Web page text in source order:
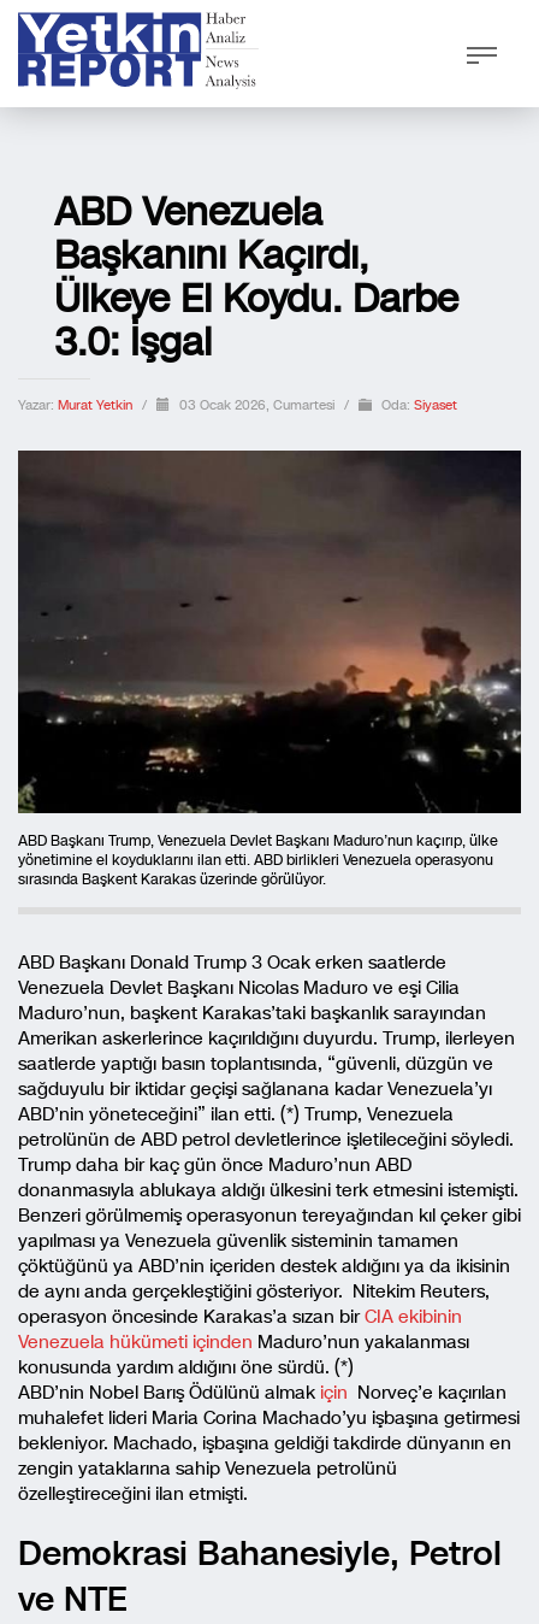
ABD Venezuela
Başkanını Kaçırdı,
Ülkeye El Koydu. Darbe
3.0: İşgal
Yazar: Murat Yetkin / 03 Ocak 2026, Cumartesi / Oda: Siyaset
ABD Başkanı Trump, Venezuela Devlet Başkanı Maduro’nun kaçırıp, ülke
yönetimine el koyduklarını ilan etti. ABD birlikleri Venezuela operasyonu
sırasında Başkent Karakas üzerinde görülüyor.
ABD Başkanı Donald Trump 3 Ocak erken saatlerde
Venezuela Devlet Başkanı Nicolas Maduro ve eşi Cilia
Maduro’nun, başkent Karakas’taki başkanlık sarayından
Amerikan askerlerince kaçırıldığını duyurdu. Trump, ilerleyen
saatlerde yaptığı basın toplantısında, “güvenli, düzgün ve
sağduyulu bir iktidar geçişi sağlanana kadar Venezuela’yı
ABD’nin yöneteceğini” ilan etti. (*) Trump, Venezuela
petrolünün de ABD petrol devletlerince işletileceğini söyledi.
Trump daha bir kaç gün önce Maduro’nun ABD
donanmasıyla ablukaya aldığı ülkesini terk etmesini istemişti.
Benzeri görülmemiş operasyonun tereyağından kıl çeker gibi
yapılması ya Venezuela güvenlik sisteminin tamamen
çöktüğünü ya ABD’nin içeriden destek aldığını ya da ikisinin
de aynı anda gerçekleştiğini gösteriyor. Nitekim Reuters,
operasyon öncesinde Karakas’a sızan birCIA ekibinin
Venezuela hükümeti içinden Maduro’nun yakalanması
konusunda yardım aldığını öne sürdü. (*)
ABD’nin Nobel Barış Ödülünü almak için Norveç’e kaçırılan
muhalefet lideri Maria Corina Machado’yu işbaşına getirmesi
bekleniyor. Machado, işbaşına geldiği takdirde dünyanın en
zengin yataklarına sahip Venezuela petrolünü
özelleştireceğini ilan etmişti.
Demokrasi Bahanesiyle, Petrol
ve NTE